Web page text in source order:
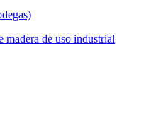
madera de uso industrial